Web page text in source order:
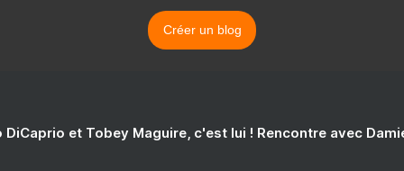
Créer un blog
DiCaprio et Tobey Maguire, c'est lui ! Rencontre avec